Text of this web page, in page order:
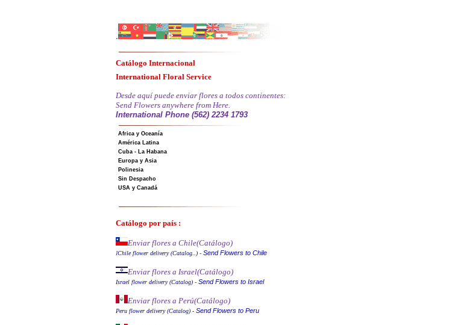
.
Catálogo Internacional
International Floral Service
Desde aquí puede enviar flores a todos continentes:
Send Flowers anywhere from Here.
International Phone (562) 2234 1793
Africa y Oceanía
América Latina
Cuba - La Habana
Europa y Asia
Polinesia
Sin Despacho
USA y Canadá
Catálogo por país :
Enviar flores a Chile(Catálogo)
IChile flower delivery (Catalog..) - Send Flowers to Chile
Enviar flores a Israel(Catálogo)
Israel flower delivery (Catalog) - Send Flowers to Israel
Enviar flores a Perú(Catálogo)
Peru flower delivery (Catalog) - Send Flowers to Peru